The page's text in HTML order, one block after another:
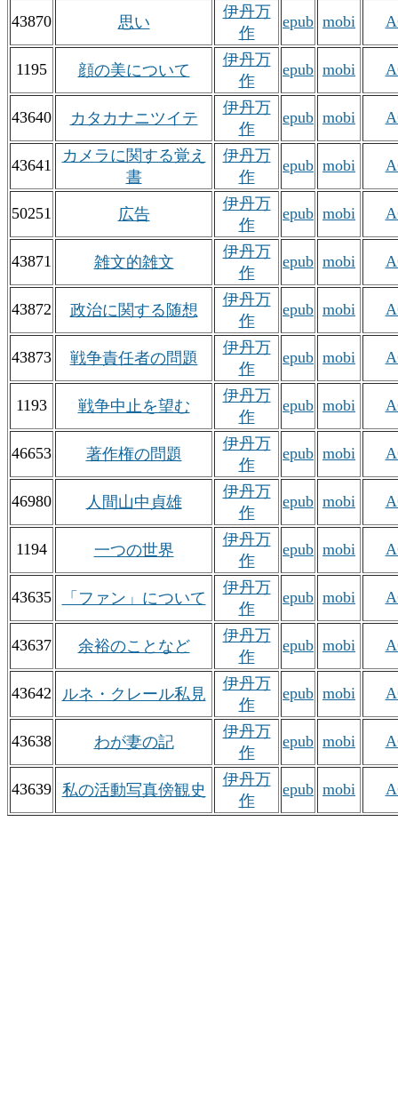
43870 思い
伊丹万
作
epub mobi
1195 顔の美について
伊丹万
作
epub mobi
43640 カタカナニツイテ
伊丹万
作
epub mobi
43641
カメラに関する覚え
書
伊丹万
作
epub mobi
50251 広告
伊丹万
作
epub mobi
43871 雑文的雑文
伊丹万
作
epub mobi
43872 政治に関する随想
伊丹万
作
epub mobi
43873 戦争責任者の問題
伊丹万
作
epub mobi
1193 戦争中止を望む
伊丹万
作
epub mobi
46653 著作権の問題
伊丹万
作
epub mobi
46980 人間山中貞雄
伊丹万
作
epub mobi
1194 一つの世界
伊丹万
作
epub mobi
43635 「ファン」について
伊丹万
作
epub mobi
43637 余裕のことなど
伊丹万
作
epub mobi
43642 ルネ・クレール私見
伊丹万
作
epub mobi
43638 わが妻の記
伊丹万
作
epub mobi
43639 私の活動写真傍観史
伊丹万
作
epub mobi